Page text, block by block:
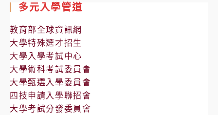
多元入學管道
教育部全球資訊網
大學特殊選才招生
大學入學考試中心
大學術科考試委員會
大學甄選入學委員會
四技申請入學聯招會
大學考試分發委員會